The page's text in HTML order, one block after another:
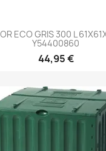
ECO GRIS 300 L
Y54400860
44,95 €